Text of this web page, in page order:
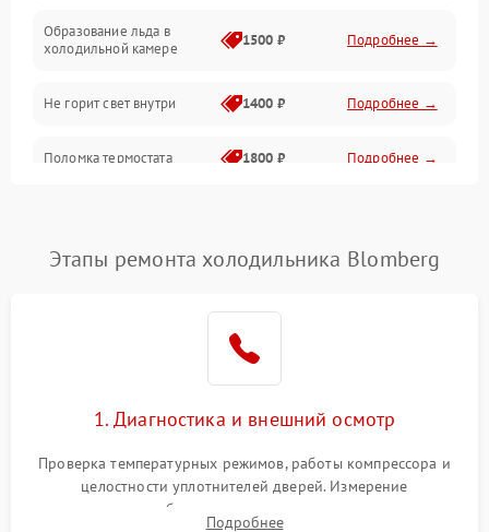
Образование льда в
холодильной камере
1500 ₽ Подробнее →
Не горит свет внутри 1400 ₽ Подробнее →
Поломка термостата 1800 ₽ Подробнее →
Поломка системы No Frost 2600 ₽ Подробнее →
работе
2000 ₽ Подробнее →
Этапы ремонта холодильника Blomberg
1. Диагностика и внешний осмотр
Проверка температурных режимов, работы компрессора и
целостности уплотнителей дверей. Измерение
сопротивления обмоток мотора, проверка термостата и
Подробнее